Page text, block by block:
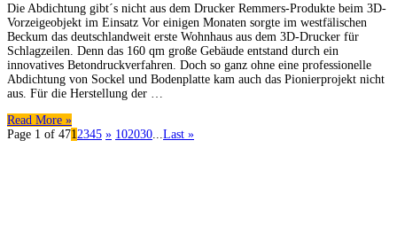
Die Abdichtung gibt´s nicht aus dem Drucker Remmers-Produkte beim 3D-
Vorzeigeobjekt im Einsatz Vor einigen Monaten sorgte im westfälischen
Beckum das deutschlandweit erste Wohnhaus aus dem 3D-Drucker für
Schlagzeilen. Denn das 160 qm große Gebäude entstand durch ein
innovatives Betondruckverfahren. Doch so ganz ohne eine professionelle
Abdichtung von Sockel und Bodenplatte kam auch das Pionierprojekt nicht
aus. Für die Herstellung der …
Read More »
Page 1 of 471 2345 » 102030 Last »